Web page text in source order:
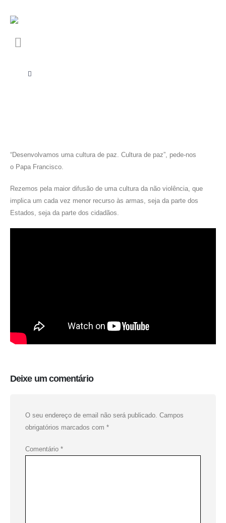
“Desenvolvamos uma cultura de paz. Cultura de paz”, pede-nos
o Papa Francisco.
Rezemos pela maior difusão de uma cultura da não violência, que
implica um cada vez menor recurso às armas, seja da parte dos
Estados, seja da parte dos cidadãos.
Deixe um comentário
O seu endereço de email não será publicado. Campos
obrigatórios marcados com *
Comentário *